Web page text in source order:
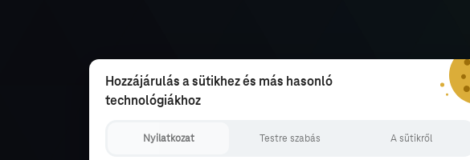
Hozzájárulás a sütikhez és más hasonló
technológiákhoz
Nyilatkozat Testre szabás A sütikről